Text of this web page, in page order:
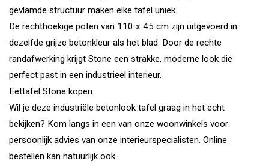
gevlamde structuur maken elke tafel uniek.
De rechthoekige poten van 110 x 45 cm zijn uitgevoerd in
dezelfde grijze betonkleur als het blad. Door de rechte
randafwerking krijgt Stone een strakke, moderne look die
perfect past in een industrieel interieur.
Eettafel Stone kopen
Wil je deze industriële betonlook tafel graag in het echt
bekijken? Kom langs in een van onze woonwinkels voor
persoonlijk advies van onze interieurspecialisten. Online
bestellen kan natuurlijk ook.